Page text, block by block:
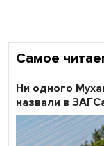
Самое
Ни одного
назвали в